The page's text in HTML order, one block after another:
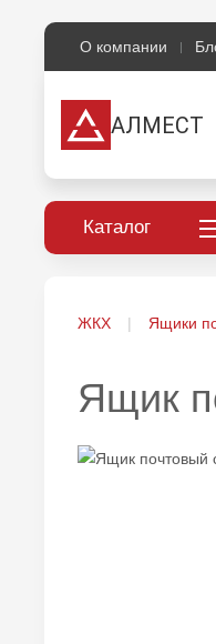
О компании
АЛМЕСТ
Каталог
ЖКХ Ящики
Ящик